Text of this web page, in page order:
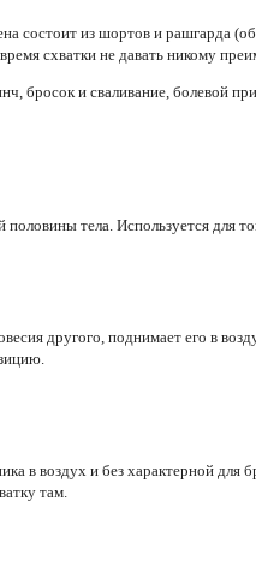
состоит из шортов и рашгарда
схватки не давать никому
бросок и сваливание, болевой
тела. Используется для
другого, поднимает его в
в воздух и без характерной для
там.